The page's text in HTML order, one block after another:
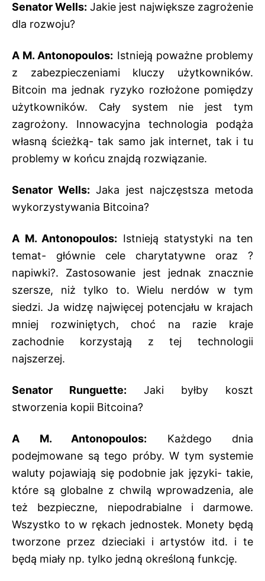
Senator Wells: Jakie jest największe zagrożenie
dla rozwoju?
A M. Antonopoulos: Istnieją poważne problemy
z zabezpieczeniami kluczy użytkowników.
Bitcoin ma jednak ryzyko rozłożone pomiędzy
użytkowników. Cały system nie jest tym
zagrożony. Innowacyjna technologia podąża
własną ścieżką- tak samo jak internet, tak i tu
problemy w końcu znajdą rozwiązanie.
Senator Wells: Jaka jest najczęstsza metoda
wykorzystywania Bitcoina?
A M. Antonopoulos: Istnieją statystyki na ten
temat- głównie cele charytatywne oraz ?
napiwki?. Zastosowanie jest jednak znacznie
szersze, niż tylko to. Wielu nerdów w tym
siedzi. Ja widzę najwięcej potencjału w krajach
mniej rozwiniętych, choć na razie kraje
zachodnie korzystają z tej technologii
najszerzej.
Senator Runguette: Jaki byłby koszt
stworzenia kopii Bitcoina?
A M. Antonopoulos: Każdego dnia
podejmowane są tego próby. W tym systemie
waluty pojawiają się podobnie jak języki- takie,
które są globalne z chwilą wprowadzenia, ale
też bezpieczne, niepodrabialne i darmowe.
Wszystko to w rękach jednostek. Monety będą
tworzone przez dzieciaki i artystów itd. i te
będą miały np. tylko jedną określoną funkcję.